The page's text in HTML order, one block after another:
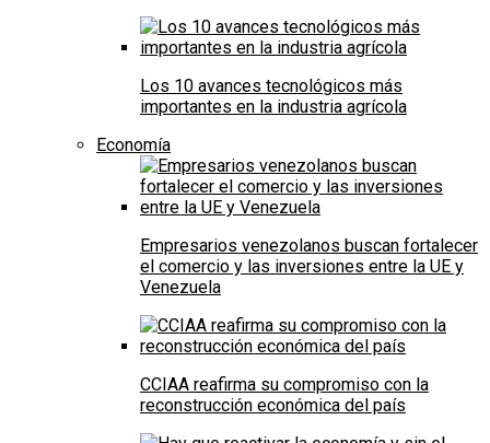
Los 10 avances tecnológicos más
importantes en la industria agrícola
Economía
Empresarios venezolanos buscan fortalecer
el comercio y las inversiones entre la UE y
Venezuela
CCIAA reafirma su compromiso con la
reconstrucción económica del país